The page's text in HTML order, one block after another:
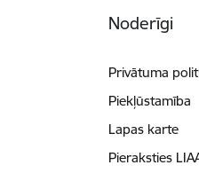
Noderīgi
Privātuma
Piekļūstamība
Lapas karte
Pieraksties